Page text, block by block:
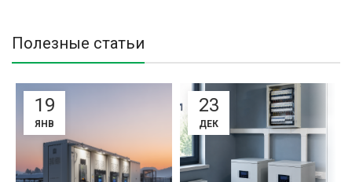
Полезные статьи
19
ЯНВ
23
ДЕК